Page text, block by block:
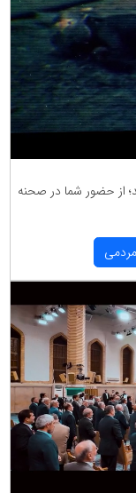
از حضور شما در صحنه